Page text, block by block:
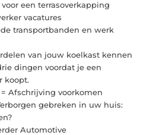
een terrasoverkapping
vacatures
transportbanden en werk
van jouw koelkast kennen
dingen voordat je een
koopt.
Afschrijving voorkomen
gebreken in uw huis:
Automotive